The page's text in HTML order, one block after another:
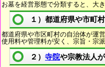
お墓を経営形態で分類すると、大
１）都道府県や市町
都道府県や市区町村の自治体が運
使用料や管理料が安く、宗旨・宗
２） 寺院や宗教法人